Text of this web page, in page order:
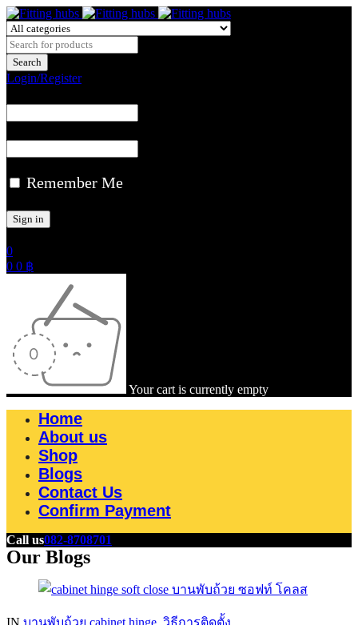
Login/Register
Remember Me
0
0 0 ฿
Your cart is currently empty
Home
About us
Shop
Blogs
Contact Us
Confirm Payment
Call us082-8708701
Our Blogs
IN บานพับถ้วย cabinet hinge, วิธีการติดตั้ง